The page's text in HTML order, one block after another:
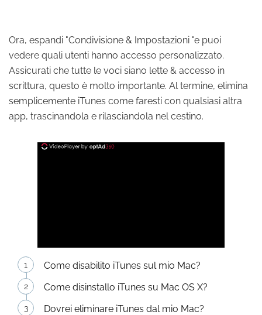
Ora, espandi "Condivisione & Impostazioni "e puoi
vedere quali utenti hanno accesso personalizzato.
Assicurati che tutte le voci siano lette & accesso in
scrittura, questo è molto importante. Al termine, elimina
semplicemente iTunes come faresti con qualsiasi altra
app, trascinandola e rilasciandola nel cestino.
Come disabilito iTunes sul mio Mac?
Come disinstallo iTunes su Mac OS X?
Dovrei eliminare iTunes dal mio Mac?